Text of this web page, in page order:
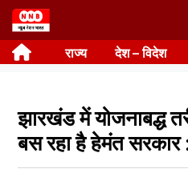
Skip
to
content राज्य देश – विदेश
झारखंड में योजनाबद्ध
बस रहा है हेमंत सरकार